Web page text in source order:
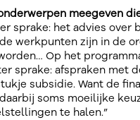
meegeven
sprake: het advies over
werkpunten zijn in de
Op het
sprake: afspraken met
subsidie. Want de
soms moeilijke
te halen.”